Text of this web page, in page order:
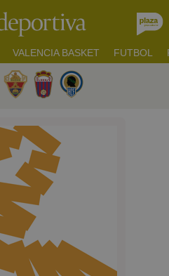
VALENCIA BASKET FUTBOL